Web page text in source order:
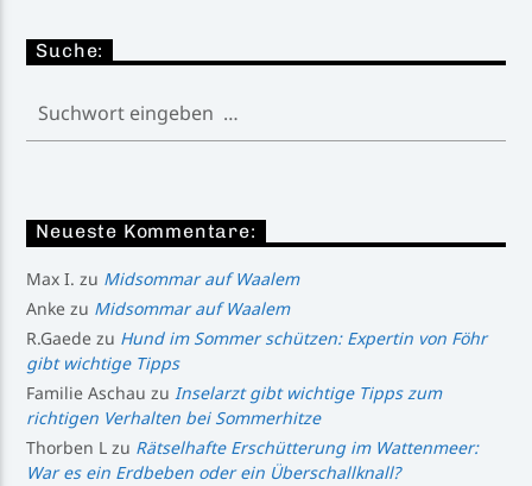
Suche:
Neueste Kommentare:
Max I. zu Midsommar auf Waalem
Anke zu Midsommar auf Waalem
R.Gaede zu Hund im Sommer schützen: Expertin von Föhr
gibt wichtige Tipps
Familie Aschau zuInselarzt gibt wichtige Tipps zum
richtigen Verhalten bei Sommerhitze
Thorben L zu Rätselhafte Erschütterung im Wattenmeer:
War es ein Erdbeben oder ein Überschallknall?